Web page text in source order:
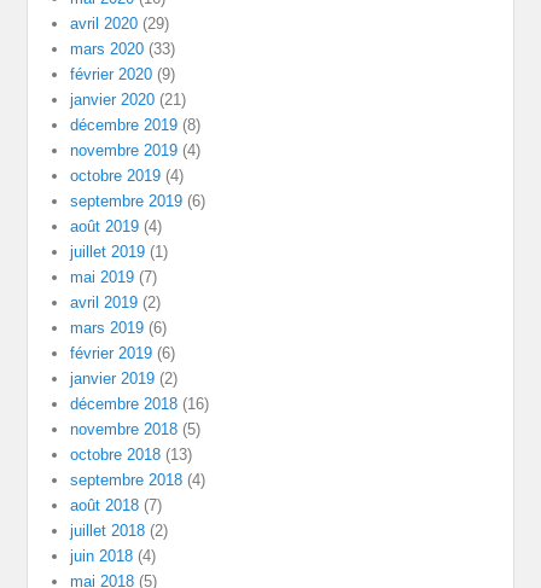
avril 2020 (29)
mars 2020 (33)
février 2020 (9)
janvier 2020 (21)
décembre 2019 (8)
novembre 2019 (4)
octobre 2019 (4)
septembre 2019 (6)
août 2019 (4)
juillet 2019 (1)
mai 2019 (7)
avril 2019 (2)
mars 2019 (6)
février 2019 (6)
janvier 2019 (2)
décembre 2018 (16)
novembre 2018 (5)
octobre 2018 (13)
septembre 2018 (4)
août 2018 (7)
juillet 2018 (2)
juin 2018 (4)
mai 2018 (5)